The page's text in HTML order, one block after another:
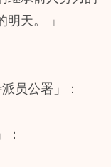
天。 」
员公署」：
：